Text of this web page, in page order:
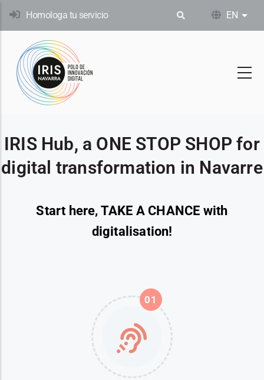
Skip
content
Homologa tu servicio EN List
IRIS Hub, a ONE STOP SHOP for
digital transformation in Navarre
Start here, TAKE A CHANCE with
digitalisation!
01